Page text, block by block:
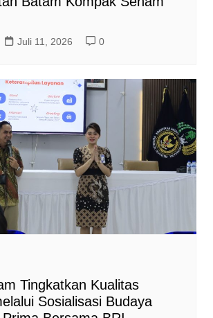
Juli 11, 2026 0
Tingkatkan Kualitas
Sosialisasi Budaya